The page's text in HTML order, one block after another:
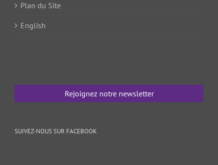
Plan du Site
English
Rejoignez notre newsletter
SUIVEZ-NOUS SUR FACEBOOK